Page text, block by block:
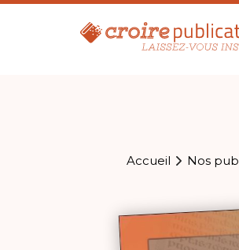
Accueil Nos